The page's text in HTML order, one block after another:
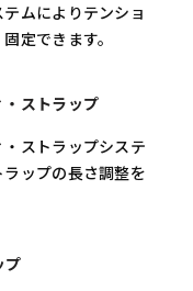
ムによりテンショ
定できます。
・ストラップ
ストラップシステ
ップの長さ調整を
プ